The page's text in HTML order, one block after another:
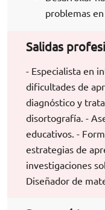
problemas
Salidas
- Especialista en
dificultades de
diagnóstico y
disortografía. -
educativos. -
estrategias de
investigaciones
Diseñador de